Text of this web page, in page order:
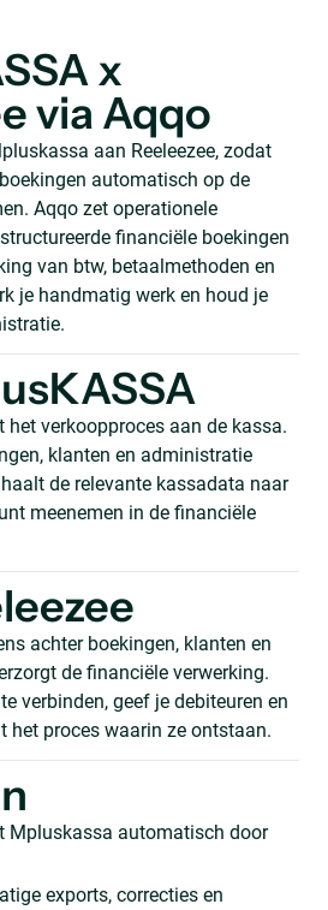
x
via Aqqo
aan Reeleezee, zodat
automatisch op de
Aqqo zet operationele
financiële boekingen
van btw, betaalmethoden en
je handmatig werk en houd je
het verkoopproces aan de kassa.
klanten en administratie
de relevante kassadata naar
meenemen in de financiële
achter boekingen, klanten en
de financiële verwerking.
verbinden, geef je debiteuren en
het proces waarin ze ontstaan.
Mpluskassa automatisch door
exports, correcties en